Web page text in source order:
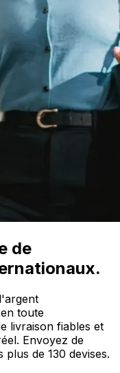
de
toute
livraison fiables et
Envoyez de
de 130 devises.